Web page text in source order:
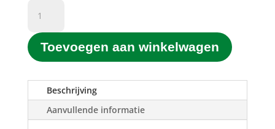
CLI-
551
XL
Rood
(13ML)
aantal
Toevoegen aan winkelwagen
Beschrijving
Aanvullende informatie